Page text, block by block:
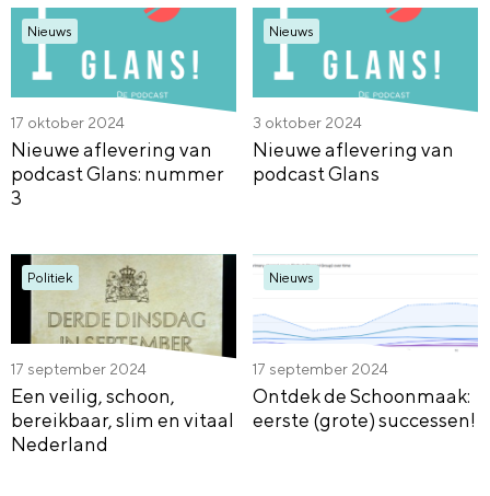
Nieuws
17 oktober 2024
Nieuwe aflevering van
podcast Glans: nummer
3
Nieuws
3 oktober 2024
Nieuwe aflevering van
podcast Glans
Politiek
17 september 2024
Een veilig, schoon,
bereikbaar, slim en vitaal
Nederland
Nieuws
17 september 2024
Ontdek de Schoonmaak:
eerste (grote) successen!